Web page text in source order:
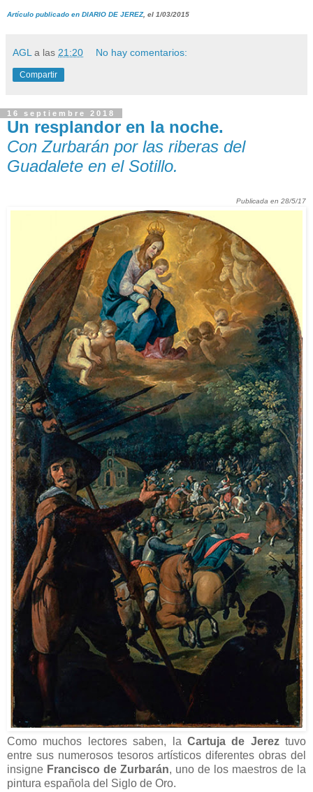
Artículo publicado en DIARIO DE JEREZ, el 1/03/2015
AGL a las 21:20 No hay comentarios:
Compartir
16 septiembre 2018
Un resplandor en la noche.
Con Zurbarán por las riberas del
Guadalete en el Sotillo.
Publicada en 28/5/17
Como muchos lectores saben, la Cartuja de Jereztuvo
entre sus numerosos tesoros artísticos diferentes obras del
insigne Francisco de Zurbarán, uno de los maestros de la
pintura española del Siglo de Oro.